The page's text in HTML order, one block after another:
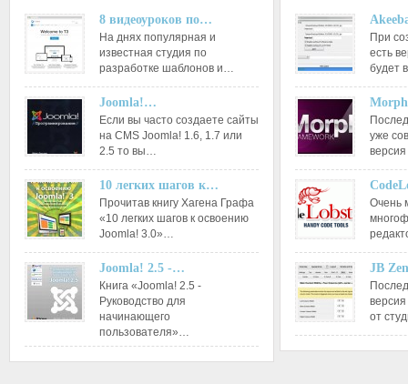
8 видеоуроков по…
На днях популярная и
известная студия по
разработке шаблонов и…
Joomla!…
Если вы часто создаете сайты
на CMS Joomla! 1.6, 1.7 или
2.5 то вы…
10 легких шагов к…
Прочитав книгу Хагена Графа
«10 легких шагов к освоению
Joomla! 3.0»…
Joomla! 2.5 -…
Книга «Joomla! 2.5 -
Руководство для
начинающего
пользователя»…
При
есть
будет
уже
Очень
JB
от